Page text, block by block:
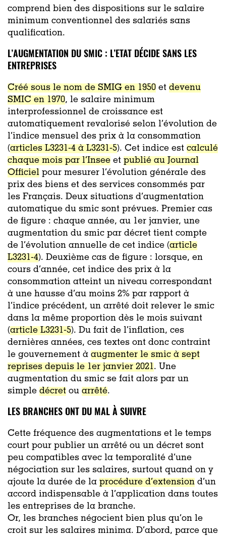
comprend bien des dispositions sur le salaire
minimum conventionnel des salariés sans
qualification.
L’AUGMENTATION DU SMIC : L’ETAT DÉCIDE SANS LES
ENTREPRISES
Créé sous le nom de SMIG en 1950 et devenu
SMIC en 1970, le salaire minimum
interprofessionnel de croissance est
automatiquement revalorisé selon l’évolution de
l’indice mensuel des prix à la consommation
(articles L3231-4 à L3231-5). Cet indice est calculé
chaque mois par l’Insee et publié au Journal
Officiel pour mesurer l’évolution générale des
prix des biens et des services consommés par
les Français. Deux situations d’augmentation
automatique du smic sont prévues. Premier cas
de figure : chaque année, au 1er janvier, une
augmentation du smic par décret tient compte
de l’évolution annuelle de cet indice (article
L3231-4). Deuxième cas de figure : lorsque, en
cours d’année, cet indice des prix à la
consommation atteint un niveau correspondant
à une hausse d’au moins 2% par rapport à
l’indice précédent, un arrêté doit relever le smic
dans la même proportion dès le mois suivant
(article L3231-5). Du fait de l’inflation, ces
dernières années, ces textes ont donc contraint
le gouvernement à augmenter le smic à sept
reprises depuis le 1er janvier 2021. Une
augmentation du smic se fait alors par un
simple décret ou arrêté.
LES BRANCHES ONT DU MAL À SUIVRE
Cette fréquence des augmentations et le temps
court pour publier un arrêté ou un décret sont
peu compatibles avec la temporalité d’une
négociation sur les salaires, surtout quand on y
ajoute la durée de la procédure d’extension d’un
accord indispensable à l’application dans toutes
les entreprises de la branche.
Or, les branches négocient bien plus qu’on le
croit sur les salaires minima. D’abord, parce que